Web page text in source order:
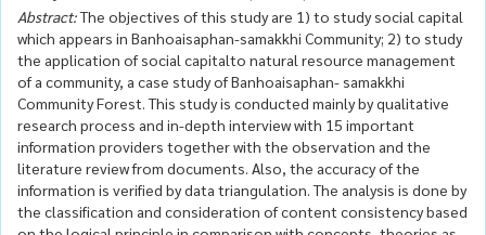
Abstract:The objectives of this study are 1) to study social capital
which appears in Banhoaisaphan-samakkhi Community; 2) to study
the application of social capitalto natural resource management
of a community, a case study of Banhoaisaphan- samakkhi
Community Forest. This study is conducted mainly by qualitative
research process and in-depth interview with 15 important
information providers together with the observation and the
literature review from documents. Also, the accuracy of the
information is verified by data triangulation. The analysis is done by
the classification and consideration of content consistency based